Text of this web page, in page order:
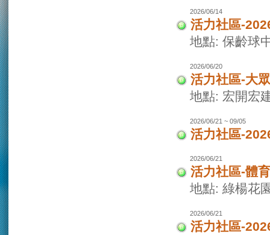
2026/06/14
活力社區-
地點: 保齡球
2026/06/20
活力社區-大
地點: 宏開宏
2026/06/21 ~ 09/05
活力社區-
2026/06/21
活力社區-體
地點: 綠楊花
2026/06/21
活力社區-